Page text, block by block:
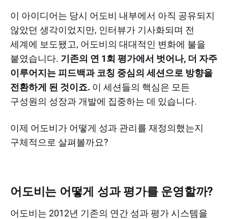
이 아이디어는 당시 어도비 내부에서 아직 공유되지
않았던 생각이었지만, 인터뷰가 기사화되며 전
세계에 보도됐고, 어도비의 대대적인 변화에 불을
붙였습니다. 기존의 연 1회 평가에서 벗어나, 더 자주
이루어지는 피드백과 코칭 중심의 세션으로 방향을
전환하게 된 것이죠. 이 세션들의 핵심은 모든
구성원의 성장과 개발에 집중하는 데 있습니다.
이제 어도비가 어떻게 성과 관리를 재정의했는지
구체적으로 살펴볼까요?
어도비는 어떻게 성과 평가를 운영할까?
어도비는 2012년 기존의 연간 성과 평가 시스템을